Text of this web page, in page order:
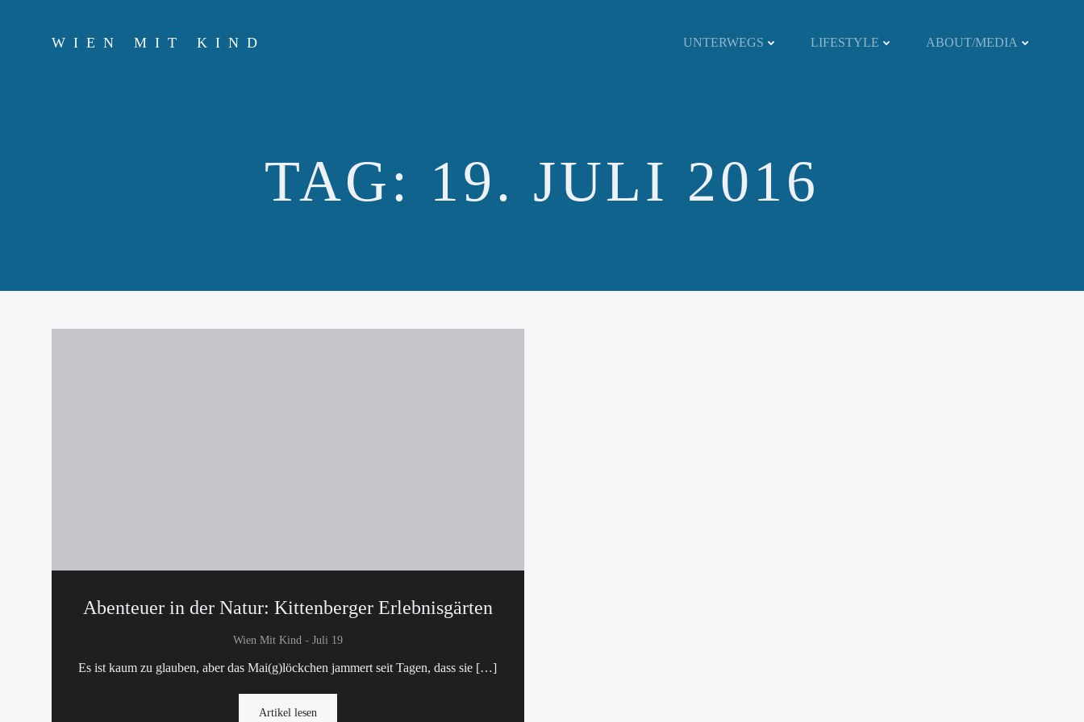
WIEN MIT KIND UNTERWEGS LIFESTYLE ABOUT/MEDIA
TAG: 19. JULI 2016
Abenteuer in der Natur: Kittenberger Erlebnisgärten
Wien Mit Kind - Juli 19
Es ist kaum zu glauben, aber das Mai(g)löckchen jammert seit Tagen, dass sie […]
Artikel lesen